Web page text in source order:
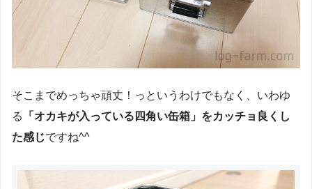
そこまでめっちゃ頑丈！っというわけでもなく、いわゆ
る
「オカキが入っている四角い缶箱」をカッチョ良くし
た感じですね^^